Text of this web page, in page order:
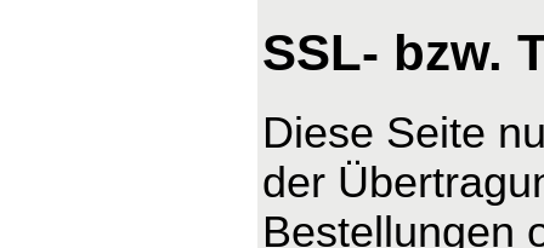
SSL- bzw.
Diese Seite
der
Bestellungen